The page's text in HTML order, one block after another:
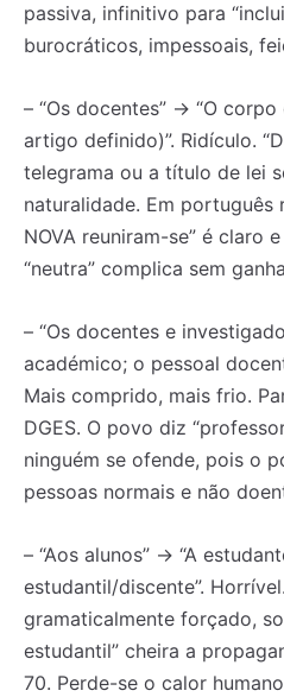
passiva, infinitivo para
burocráticos, impessoais,
– “Os docentes” → “O
artigo definido)”. Ridículo.
telegrama ou a título de lei
naturalidade. Em português
NOVA reuniram-se” é claro
“neutra” complica sem
– “Os docentes e
académico; o pessoal
Mais comprido, mais frio.
DGES. O povo diz
ninguém se ofende, pois o
pessoas normais e não
– “Aos alunos” → “A
estudantil/discente”.
gramaticalmente forçado,
estudantil” cheira a
70. Perde-se o calor